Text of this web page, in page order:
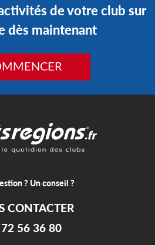
de votre club sur
dès maintenant
? Un conseil ?
CONTACTER
56 36 80